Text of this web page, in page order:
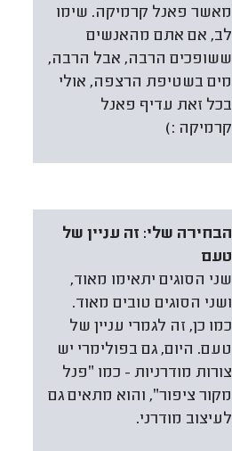
מאשר פאנל קרמיקה. שימו
לב, אם אתם מהאנשים
ששופכים הרבה, אבל הרבה,
מים בשטיפת הרצפה, אולי
בכל זאת עדיף פאנל
קרמיקה :)
הבחירה שלי: זה עניין של
טעם
שני הסוגים יתאימו מאוד,
ושני הסוגים טובים מאוד.
כמו כן, זה לגמרי עניין של
טעם. היום, גם בפולימרי יש
צורות מודרניות - כמו ״פנל
מקור ציפור״, והוא מתאים גם
לעיצוב מודרני.